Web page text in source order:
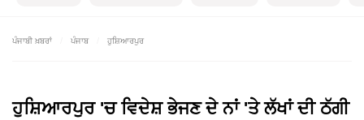
ਪੰਜਾਬੀ ਖ਼ਬਰਾਂ ਪੰਜਾਬ ਹੁਸ਼ਿਆਰਪੁਰ
ਹੁਸ਼ਿਆਰਪੁਰ 'ਚ ਵਿਦੇਸ਼ ਭੇਜਣ ਦੇ ਨਾਂ 'ਤੇ ਲੱਖਾਂ ਦੀ ਠੱਗੀ